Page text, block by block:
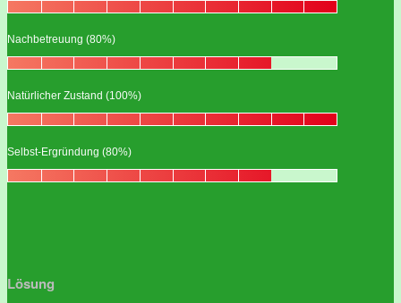
Nachbetreuung (80%)
Natürlicher Zustand (100%)
Selbst-Ergründung (80%)
Lösung